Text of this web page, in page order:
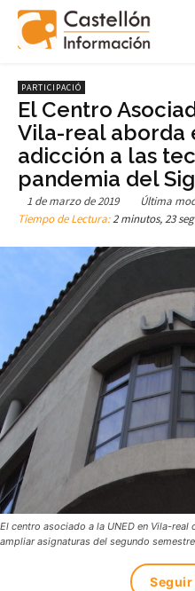
PARTICIPACIÓ
El Centro
Vila-real aborda
adicción a las
pandemia del
1 de marzo de 2019 Última
Tiempo de Lectura:2 minutos, 23
El centro asociado a la UNED en Vila-
ampliar asignaturas del segundo
Seguir